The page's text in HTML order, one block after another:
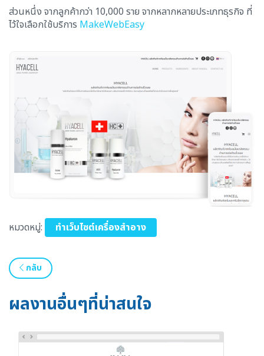
ส่วนหนึ่ง จากลูกค้ากว่า 10,000 ราย จากหลากหลายประเภทธุรกิจ ที่
ไว้ใจเลือกใช้บริการ MakeWebEasy
หมวดหมู่: ทำเว็บไซต์เครื่องสำอาง
กลับ
ผลงานอื่นๆที่น่าสนใจ